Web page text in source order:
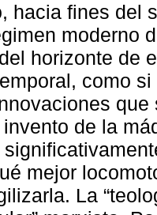
hacia fines del
moderno
horizonte de
como
de la
mejor
La